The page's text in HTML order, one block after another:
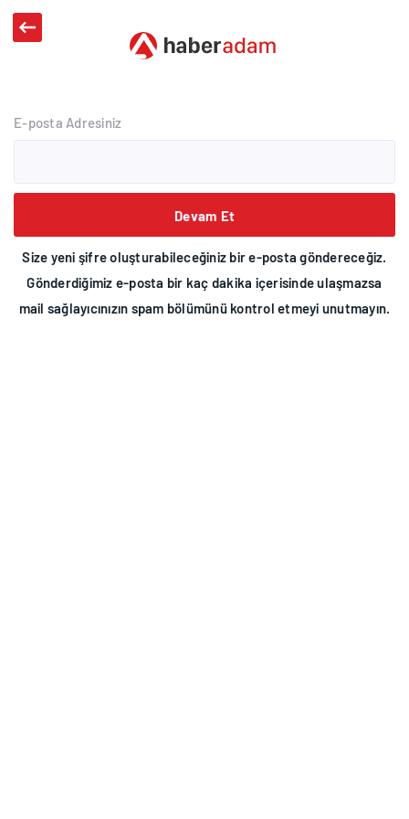
E-posta Adresiniz
Devam Et
Size yeni şifre oluşturabileceğiniz bir e-posta göndereceğiz.
Gönderdiğimiz e-posta bir kaç dakika içerisinde ulaşmazsa
mail sağlayıcınızın spam bölümünü kontrol etmeyi unutmayın.